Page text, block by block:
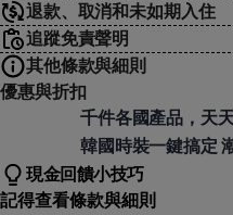
退款、取消和未如期入住
追蹤免責聲明
其他條款與細則
優惠與折扣
千件各國產品，天
韓國時裝一鍵搞定
現金回饋小技巧
記得查看條款與細則